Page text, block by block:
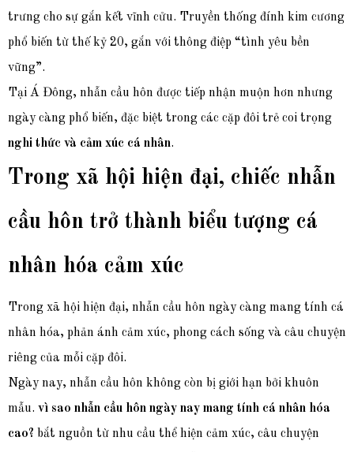
trưng cho sự gắn kết vĩnh cửu. Truyền thống đính kim cương
phổ biến từ thế kỷ 20, gắn với thông điệp “tình yêu bền
vững”.
Tại Á Đông, nhẫn cầu hôn được tiếp nhận muộn hơn nhưng
ngày càng phổ biến, đặc biệt trong các cặp đôi trẻ coi trọng
nghi thức và cảm xúc cá nhân.
Trong xã hội hiện đại, chiếc nhẫn
cầu hôn trở thành biểu tượng cá
nhân hóa cảm xúc
Trong xã hội hiện đại, nhẫn cầu hôn ngày càng mang tính cá
nhân hóa, phản ánh cảm xúc, phong cách sống và câu chuyện
riêng của mỗi cặp đôi.
Ngày nay, nhẫn cầu hôn không còn bị giới hạn bởi khuôn
mẫu. vì sao nhẫn cầu hôn ngày nay mang tính cá nhân hóa
cao? bắt nguồn từ nhu cầu thể hiện cảm xúc, câu chuyện